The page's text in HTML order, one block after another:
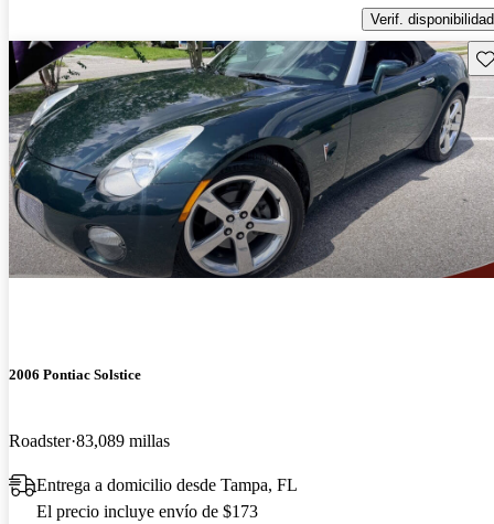
Verif. disponibilidad
2006 Pontiac Solstice
Roadster 83,089 millas
Entrega a domicilio desde Tampa, FL
El precio incluye envío de $173